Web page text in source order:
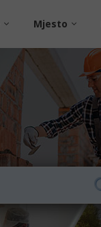
Mjesto